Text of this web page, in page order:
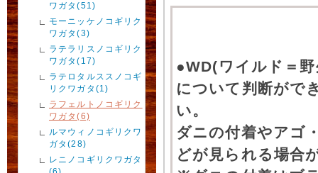
ワガタ(51)
モーニッケノコギリク
ワガタ(3)
ラテラリスノコギリク
ワガタ(17)
ラテロタルススノコギ
リクワガタ(1)
ラフェルトノコギリク
ワガタ(6)
ルマウィノコギリクワ
ガタ(28)
レニノコギリクワガタ
●WD(ワイルド＝
について判断がで
い。
ダニの付着やアゴ
どが見られる場合